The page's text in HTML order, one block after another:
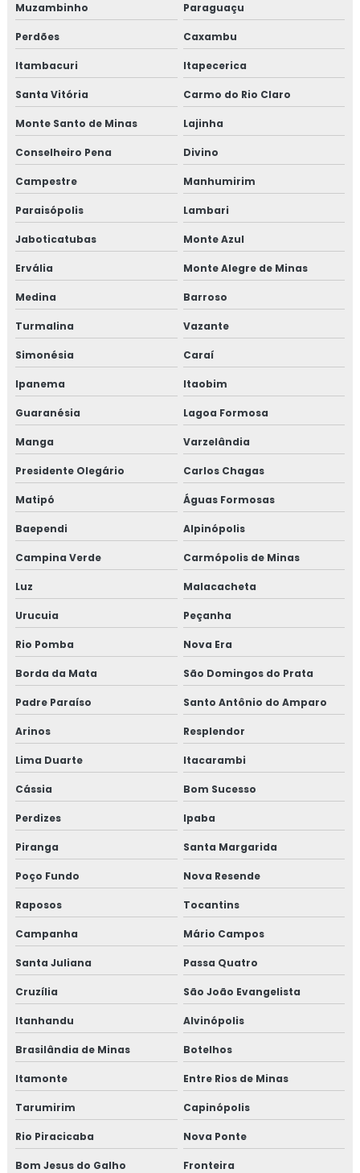
Treinamento em formação de auditor interno
Treinamento em formação de equipe esa
Treinamento em fraud e food defense
Treinamento em FSSC 22000
Treinamento em gerenciamento de crises recall e
rastreabilidade
Treinamento em gerenciamento de riscos corporativos
Treinamento em gestão da manutenção
Treinamento em gestão de fornecedores
Treinamento em gestão de fornecedores alergênicos
Treinamento em global market
Treinamento em GMP+
Treinamento em GMP+ 2020
Treinamento gmp com certificado
Treinamento em HACCP
Treinamento em HACCP de acordo com os requisitos do
Treinamento em HACCP APPCC
Treinamento em HACCP APPCC com foco no BRCGS
Treinamento em HACCP codex alimentarius
Treinamento em ifs food
Treinamento em implantação de programa 5s
Treinamento em implementação gfsi
Treinamento em iso 14001
Treinamento em iso 17025
Treinamento em iso 9001
Treinamento em manipulação de alimentos
Treinamento em mapeamento de processos e gestão de
riscos
Treinamento em microbiologia de alimento
Treinamento em microbiologia de alimentos com base
em salmonella
Muzambinho Paraguaçu
Perdões Caxambu
Itambacuri Itapecerica
Santa Vitória Carmo do Rio Claro
Monte Santo de Minas Lajinha
Conselheiro Pena Divino
Campestre Manhumirim
Paraisópolis Lambari
Jaboticatubas Monte Azul
Ervália Monte Alegre de Minas
Medina Barroso
Turmalina Vazante
Simonésia Caraí
Ipanema Itaobim
Guaranésia Lagoa Formosa
Manga Varzelândia
Presidente Olegário Carlos Chagas
Matipó Águas Formosas
Baependi Alpinópolis
Campina Verde Carmópolis de Minas
Luz Malacacheta
Urucuia Peçanha
Rio Pomba Nova Era
Borda da Mata São Domingos do Prata
Padre Paraíso Santo Antônio do Amparo
Arinos Resplendor
Lima Duarte Itacarambi
Cássia Bom Sucesso
Perdizes Ipaba
Piranga Santa Margarida
Poço Fundo Nova Resende
Raposos Tocantins
Campanha Mário Campos
Santa Juliana Passa Quatro
Cruzília São João Evangelista
Itanhandu Alvinópolis
Brasilândia de Minas Botelhos
Itamonte Entre Rios de Minas
Tarumirim Capinópolis
Rio Piracicaba Nova Ponte
Bom Jesus do Galho Fronteira